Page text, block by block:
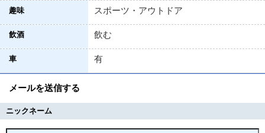
趣味 スポーツ・アウトドア
飲酒 飲む
車 有
メールを送信する
ニックネーム